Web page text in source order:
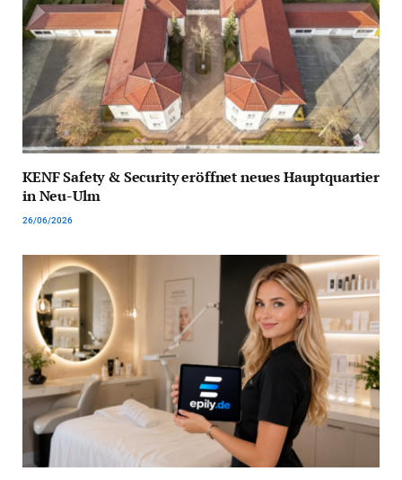
KENF Safety & Security eröffnet neues Hauptquartier
in Neu-Ulm
26/06/2026